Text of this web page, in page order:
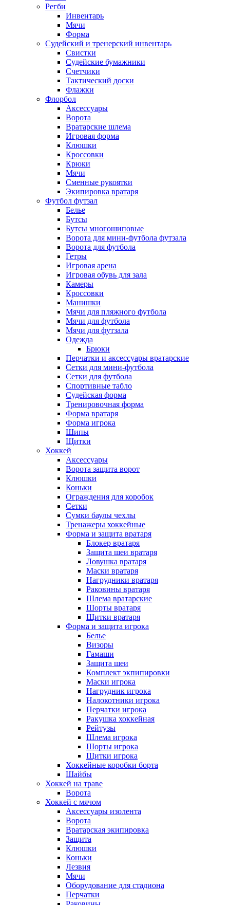
Регби
Инвентарь
Мячи
Форма
Судейский и тренерский инвентарь
Свистки
Судейские бумажники
Счетчики
Тактический доски
Флажки
Флорбол
Аксессуары
Ворота
Вратарские шлема
Игровая форма
Клюшки
Кроссовки
Крюки
Мячи
Сменные рукоятки
Экипировка вратаря
Футбол футзал
Белье
Бутсы
Бутсы многошиповые
Ворота для мини-футбола футзала
Ворота для футбола
Гетры
Игровая арена
Игровая обувь для зала
Камеры
Кроссовки
Манишки
Мячи для пляжного футбола
Мячи для футбола
Мячи для футзала
Одежда
Брюки
Перчатки и аксессуары вратарские
Сетки для мини-футбола
Сетки для футбола
Спортивные табло
Судейская форма
Тренировочная форма
Форма вратаря
Форма игрока
Шипы
Щитки
Хоккей
Аксессуары
Ворота защита ворот
Клюшки
Коньки
Ограждения для коробок
Сетки
Сумки баулы чехлы
Тренажеры хоккейные
Форма и защита вратаря
Блокер вратаря
Защита шеи вратаря
Ловушка вратаря
Маски вратаря
Нагрудники вратаря
Раковины вратаря
Шлема вратарские
Шорты вратаря
Щитки вратаря
Форма и защита игрока
Белье
Визоры
Гамаши
Защита шеи
Комплект экпипировки
Маски игрока
Нагрудник игрока
Налокотники игрока
Перчатки игрока
Ракушка хоккейная
Рейтузы
Шлема игрока
Шорты игрока
Щитки игрока
Хоккейные коробки борта
Шайбы
Хоккей на траве
Ворота
Хоккей с мячом
Аксессуары изолента
Ворота
Вратарская экипировка
Защита
Клюшки
Коньки
Лезвия
Мячи
Оборудование для стадиона
Перчатки